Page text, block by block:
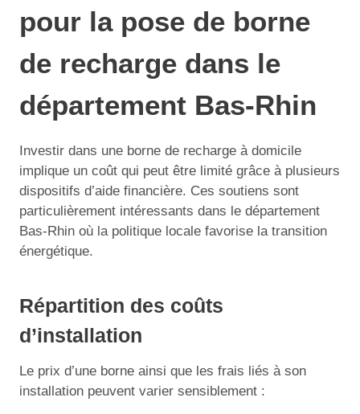
pour la pose de borne
de recharge dans le
département Bas-Rhin
Investir dans une borne de recharge à domicile
implique un coût qui peut être limité grâce à plusieurs
dispositifs d’aide financière. Ces soutiens sont
particulièrement intéressants dans le département
Bas-Rhin où la politique locale favorise la transition
énergétique.
Répartition des coûts
d’installation
Le prix d’une borne ainsi que les frais liés à son
installation peuvent varier sensiblement :